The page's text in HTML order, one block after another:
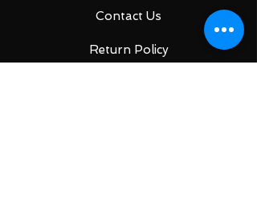
Contact Us
Return Policy